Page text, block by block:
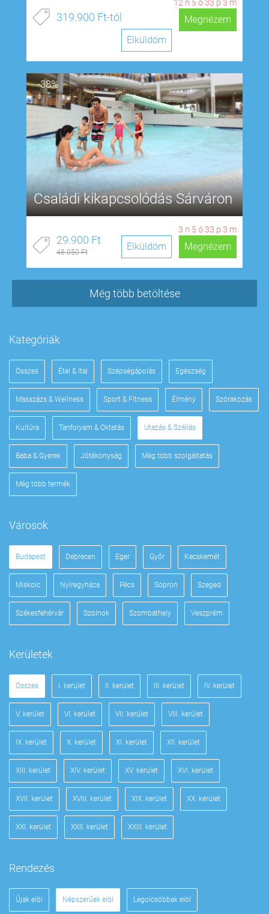
12 n 5 ó33 p 2 m
319.900 Ft-tól
Megnézem
Elküldöm
-38%
Családi kikapcsolódás Sárváron
3 n 5 ó33 p 2 m
29.900 Ft
48.050 Ft Megnézem
Elküldöm
Még több betöltése
Kategóriák
Összes Étel & Ital Szépségápolás Egészség
Masszázs & Wellness Sport & Fitness Élmény Szórakozás
Kultúra Tanfolyam & Oktatás Utazás & Szállás
Baba & Gyerek Jótékonyság Még több szolgáltatás
Még több termék
Városok
Budapest Debrecen Eger Győr Kecskemét
Miskolc Nyíregyháza Pécs Sopron Szeged
Székesfehérvár Szolnok Szombathely Veszprém
Kerületek
Összes I. kerület II. kerület III. kerület IV. kerület
V. kerület VI. kerület VII. kerület VIII. kerület
IX. kerület X. kerület XI. kerület XII. kerület
XIII. kerület XIV. kerület XV. kerület XVI. kerület
XVII. kerület XVIII. kerület XIX. kerület XX. kerület
XXI. kerület XXII. kerület XXIII. kerület
Rendezés
Újak elöl Népszerűek elöl Legolcsóbbak elöl